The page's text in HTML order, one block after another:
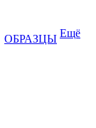
ОБРАЗЦЫ Ещё